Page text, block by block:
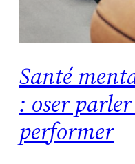
Santé
: oser
performer